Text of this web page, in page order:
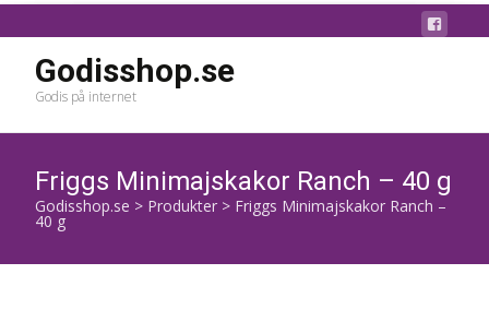
Godisshop.se
Godis på internet
Friggs Minimajskakor Ranch – 40 g
Godisshop.se > Produkter > Friggs Minimajskakor Ranch –
40 g